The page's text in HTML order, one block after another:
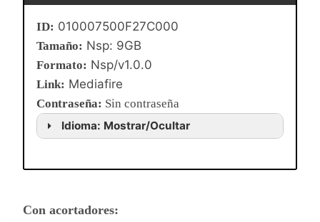
ID: 010007500F27C000
Tamaño: Nsp: 9GB
Formato: Nsp/v1.0.0
Link: Mediafire
Contraseña: Sin contraseña
Idioma: Mostrar/Ocultar
Con acortadores: